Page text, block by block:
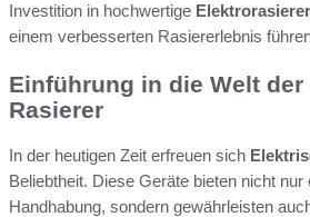
Investition in hochwertige Elektrorasierer
einem verbesserten Rasiererlebnis
Einführung in die Welt
Rasierer
In der heutigen Zeit erfreuen sich
Beliebtheit. Diese Geräte bieten nicht nur
Handhabung, sondern gewährleisten